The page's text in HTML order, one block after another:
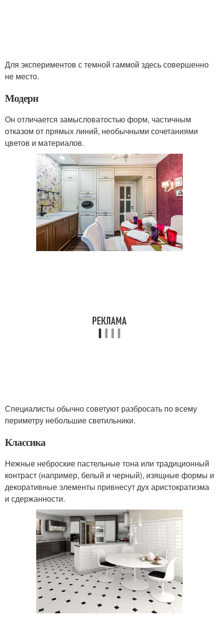
Для экспериментов с темной гаммой здесь совершенно
не место.
Модерн
Он отличается замысловатостью форм, частичным
отказом от прямых линий, необычными сочетаниями
цветов и материалов.
Специалисты обычно советуют разбросать по всему
периметру небольшие светильники.
Классика
Нежные неброские пастельные тона или традиционный
контраст (например, белый и черный), изящные формы и
декоративные элементы привнесут дух аристократизма
и сдержанности.